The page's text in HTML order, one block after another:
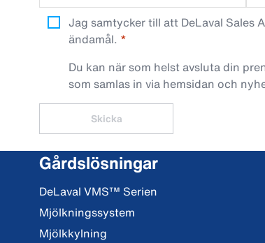
Jag samtycker till att DeLaval
ändamål.
Du kan när som helst avsluta din
som samlas in via hemsidan och
Skicka
Gårdslösningar
DeLaval VMS™ Serien
Mjölkningssystem
Mjölkkylning